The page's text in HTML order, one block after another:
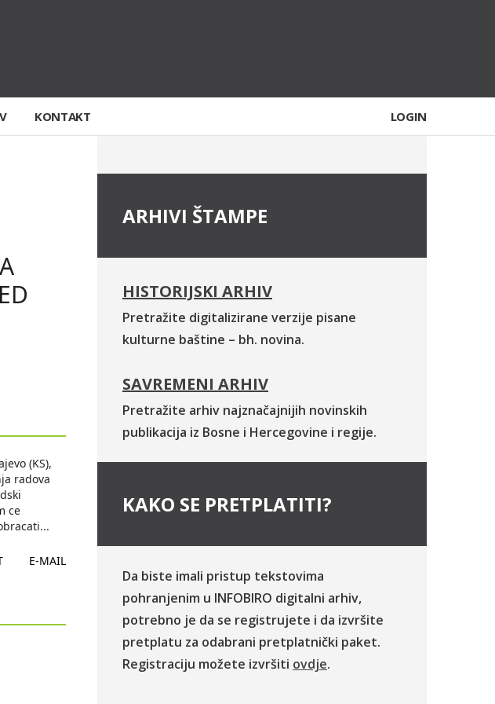
KONTAKT LOGIN
(KS),
radova
ce
...
E-MAIL
ARHIVI ŠTAMPE
HISTORIJSKI ARHIV
Pretražite digitalizirane verzije pisane
kulturne baštine – bh. novina.
SAVREMENI ARHIV
Pretražite arhiv najznačajnijih novinskih
publikacija iz Bosne i Hercegovine i regije.
KAKO SE PRETPLATITI?
Da biste imali pristup tekstovima
pohranjenim u INFOBIRO digitalni arhiv,
potrebno je da se registrujete i da izvršite
pretplatu za odabrani pretplatnički paket.
Registraciju možete izvršiti ovdje.